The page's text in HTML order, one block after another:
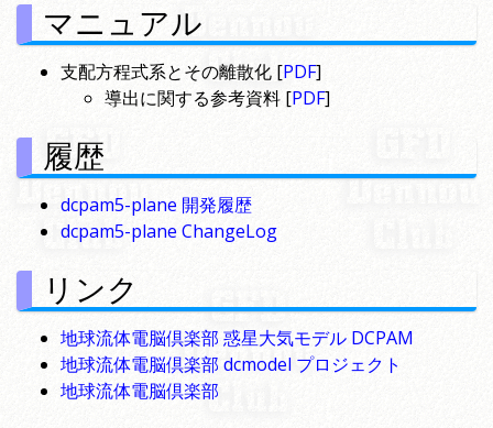
マニュアル
支配方程式系とその離散化 [PDF]
導出に関する参考資料 [PDF]
履歴
dcpam5-plane 開発履歴
dcpam5-plane ChangeLog
リンク
地球流体電脳倶楽部 惑星大気モデル DCPAM
地球流体電脳倶楽部 dcmodel プロジェクト
地球流体電脳倶楽部